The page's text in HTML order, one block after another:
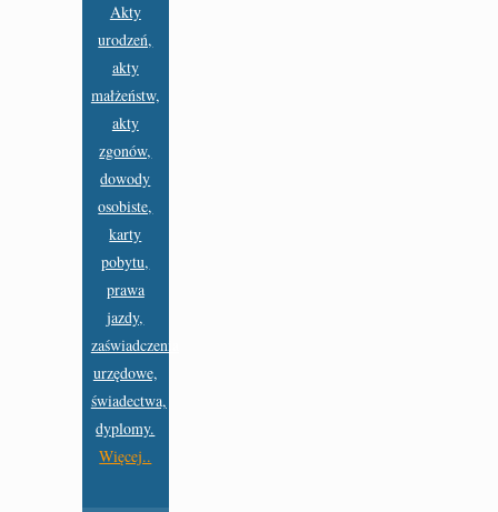
Akty
urodzeń,
akty
małżeństw,
akty
zgonów,
dowody
osobiste,
karty
pobytu,
prawa
jazdy,
zaświadczenia
urzędowe,
świadectwa,
dyplomy.
Więcej..